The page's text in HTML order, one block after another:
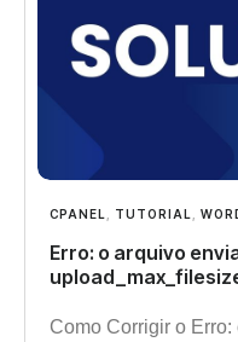
CPANEL TUTORIAL
Erro: o arquivo
Como Corrigir o